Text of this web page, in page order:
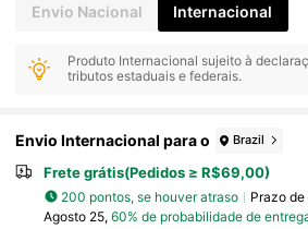
Envio Nacional Internacional
Produto Internacional sujeito à
tributos estaduais e federais.
Envio Internacional para o Brazil
Frete grátis(Pedidos ≥ R$69,00)
200 pontos, se houver atraso Prazo
Agosto 25, 60% de probabilidade de